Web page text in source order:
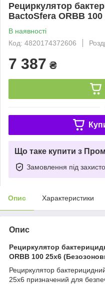
Рециркулятор
BactoSfera ORBB
В наявності
Код: 4820174372606
7 387 ₴
Що таке купити з
Замовлення під
Опис Характеристики
Опис
Рециркулятор
ORBB 100 25х6
Рециркулятор
25x6 призначений для